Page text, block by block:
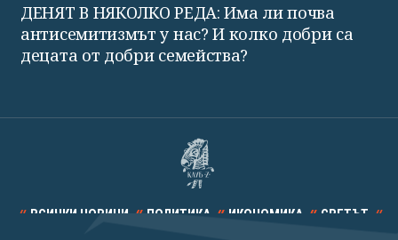
ДЕНЯТ В НЯКОЛКО РЕДА: Има ли почва
антисемитизмът у нас? И колко добри са
децата от добри семейства?
ВСИЧКИ НОВИНИ ПОЛИТИКА ИКОНОМИКА СВЕТЪТ